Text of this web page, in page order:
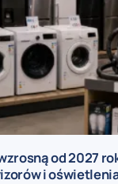
od 2027
i